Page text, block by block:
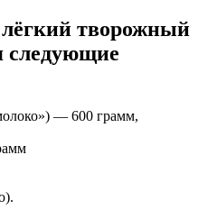
творожный
следующие
— 600 грамм,